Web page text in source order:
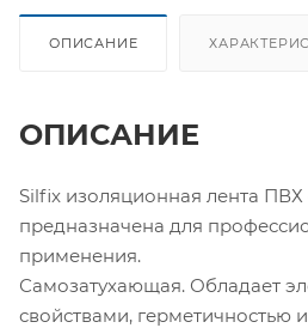
ОПИСАНИЕ
ОПИСАНИЕ
Silfix изоляционная лента
предназначена для
применения.
Самозатухающая. Обладает
свойствами, герметичностью